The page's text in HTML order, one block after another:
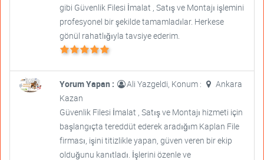
gibi Güvenlik Filesi İmalat , Satış ve Montajı işlemini
profesyonel bir şekilde tamamladılar. Herkese
gönül rahatlığıyla tavsiye ederim.
Yorum Yapan : Ali Yazgeldi, Konum :
Ankara
Kazan
Güvenlik Filesi İmalat , Satış ve Montajı hizmeti için
başlangıçta tereddüt ederek aradığım Kaplan File
firması, işini titizlikle yapan, güven veren bir ekip
olduğunu kanıtladı. İşlerini özenle ve